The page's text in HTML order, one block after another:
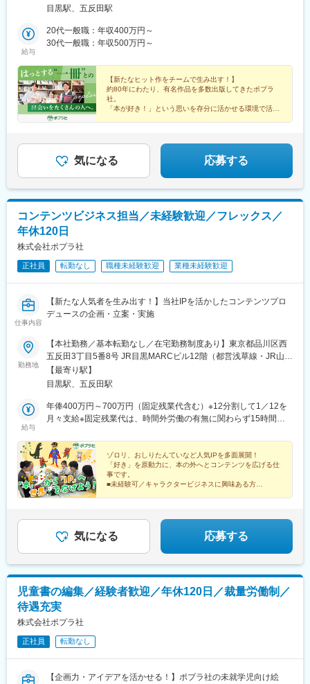
が発生する場合があります
目黒駅、五反田駅
給与
20代一般職：年収400万円～
30代一般職：年収500万円～
【新たなヒット作をチームで生み出す！】
約80年にわたり、有名作品を多数出版してきたポプラ
社。
「本が好き！」という思いを存分に活かせる環境で活躍
◎年休120日以上／土日祝休み
◎フルフレックス制
気になる 応募する
コンテンツビジネス担当／未経験歓迎／フレックス／
年休120日
株式会社ポプラ社
正社員 転勤なし 職種未経験歓迎 業種未経験歓迎
仕事内容
【新たな人気者を生み出す！】当社IPを活かしたコンテンツプロ
デュースの企画・立案・実施
勤務地
【本社勤務／基本転勤なし／在宅勤務制度あり】東京都品川区西
五反田3丁目5番8号 JR目黒MARCビル12階（都営浅草線・JR山手
線「五反田駅」より徒歩10分）
【最寄り駅】
目黒駅、五反田駅
給与
年俸400万円～700万円（固定残業代含む）※12分割して1／12を
月々支給※固定残業代は、時間外労働の有無に関わらず15時間分
上記を超える法定時間外労働分は追加で支給
ゾロリ、おしりたんていなど人気IPを多面展開！
「好き」を原動力に、本の外へとコンテンツを広げる仕
事です。
■未経験可／キャラクタービジネスに興味ある方
気になる 応募する
児童書の編集／経験者歓迎／年休120日／裁量労働制／
待遇充実
株式会社ポプラ社
正社員 転勤なし
【企画力・アイデアを活かせる！】ポプラ社の未就学児向け絵